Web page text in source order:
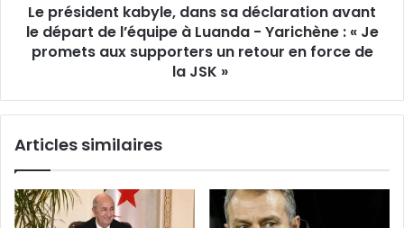
l’équipe
«
promets
un
retour
Le président kabyle, dans sa déclaration avant
le départ de l’équipe à Luanda - Yarichène : « Je
promets aux supporters un retour en force de
la JSK »
Articles similaires